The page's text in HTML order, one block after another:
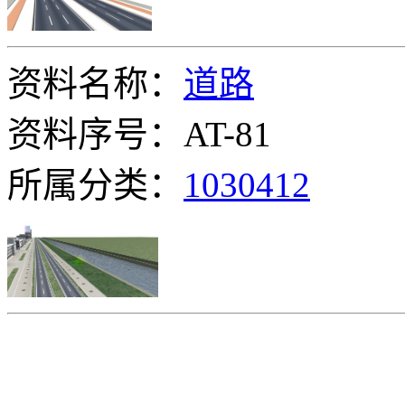
资料名称： 道路
资料序号：AT-81
所属分类： 1030412